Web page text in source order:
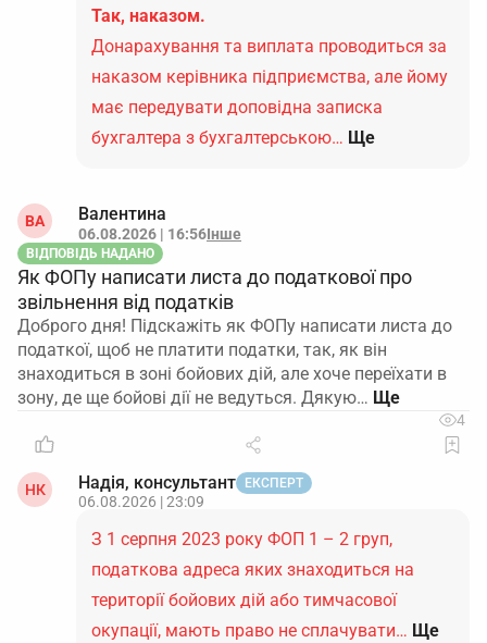
Так, наказом.
Донарахування та виплата проводиться за
наказом керівника підприємства, але йому
має передувати доповідна записка
бухгалтера з бухгалтерською… Ще
ВА Валентина
06.08.2026 | 16:56Інше
ВІДПОВІДЬ НАДАНО
Як ФОПу написати листа до податкової про
звільнення від податків
Доброго дня! Підскажіть як ФОПу написати листа до
податкої, щоб не платити податки, так, як він
знаходиться в зоні бойових дій, але хоче переїхати в
зону, де ще бойові дії не ведуться. Дякую…
4
НК Надія, консультант ЕКСПЕРТ
06.08.2026 | 23:09
З 1 серпня 2023 року ФОП 1 – 2 груп,
податкова адреса яких знаходиться на
території бойових дій або тимчасової
окупації, мають право не сплачувати… Ще